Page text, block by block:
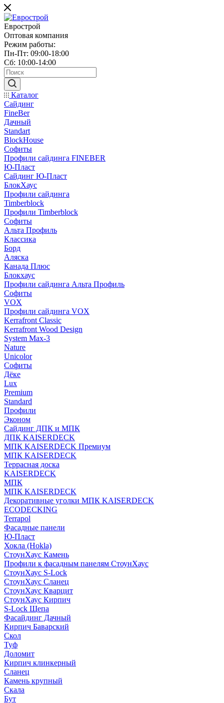
Еврострой
Оптовая компания
Режим работы:
Пн-Пт: 09:00-18:00
Сб: 10:00-14:00
Каталог
Сайдинг
FineBer
Дачный
Standart
BlockHouse
Софиты
Профили сайдинга FINEBER
Ю-Пласт
Сайдинг Ю-Пласт
БлокХаус
Профили сайдинга
Timberblock
Профили Timberblock
Софиты
Альта Профиль
Классика
Борд
Аляска
Канада Плюс
Блокхаус
Профили сайдинга Альта Профиль
Софиты
VOX
Профили сайдинга VOX
Kerrafront Classic
Kerrafront Wood Design
System Max-3
Nature
Unicolor
Софиты
Дёке
Lux
Premium
Standard
Профили
Эконом
Сайдинг ДПК и МПК
ДПК KAISERDECK
МПК KAISERDECK Премиум
МПК KAISERDECK
Террасная доска
KAISERDECK
МПК
МПК KAISERDECK
Декоративные уголки МПК KAISERDECK
ECODECKING
Terrapol
Фасадные панели
Ю-Пласт
Хокла (Hokla)
СтоунХаус Камень
Профили к фасадным панелям СтоунХаус
СтоунХаус S-Lock
СтоунХаус Сланец
СтоунХаус Кварцит
СтоунХаус Кирпич
S-Lock Щепа
Фасайдинг Дачный
Кирпич Баварский
Скол
Туф
Доломит
Кирпич клинкерный
Сланец
Камень крупный
Скала
Бут